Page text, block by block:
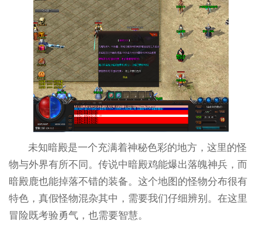
未知暗殿是一个充满着神秘色彩的地方，这里的怪
物与外界有所不同。传说中暗殿鸡能爆出落魄神兵，而
暗殿鹿也能掉落不错的装备。这个地图的怪物分布很有
特色，真假怪物混杂其中，需要我们仔细辨别。在这里
冒险既考验勇气，也需要智慧。